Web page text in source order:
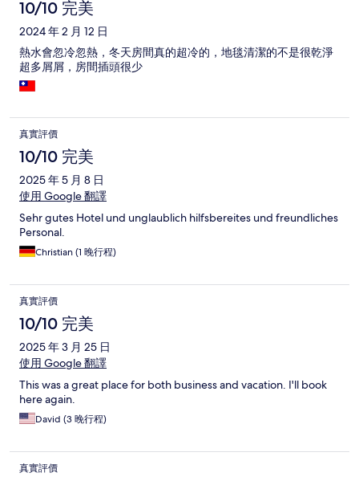
10/10 完美
2024 年 2 月 12 日
熱水會忽冷忽熱，冬天房間真的超冷的，地毯清潔的不是很乾淨
超多屑屑，房間插頭很少
真實評價
10/10 完美
2025 年 5 月 8 日
使用 Google 翻譯
Sehr gutes Hotel und unglaublich hilfsbereites und freundliches
Personal.
Christian (1 晚行程)
真實評價
10/10 完美
2025 年 3 月 25 日
使用 Google 翻譯
This was a great place for both business and vacation. I'll book
here again.
David (3 晚行程)
真實評價